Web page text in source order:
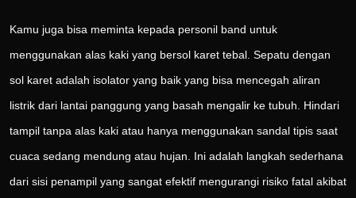
Kamu juga bisa meminta kepada personil band untuk
menggunakan alas kaki yang bersol karet tebal. Sepatu dengan
sol karet adalah isolator yang baik yang bisa mencegah aliran
listrik dari lantai panggung yang basah mengalir ke tubuh. Hindari
tampil tanpa alas kaki atau hanya menggunakan sandal tipis saat
cuaca sedang mendung atau hujan. Ini adalah langkah sederhana
dari sisi penampil yang sangat efektif mengurangi risiko fatal akibat